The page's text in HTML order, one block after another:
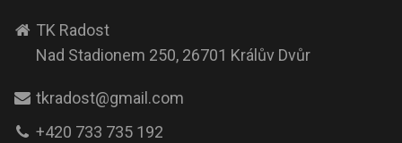
TK Radost
Nad Stadionem 250, 26701 Králův Dvůr
tkradost@gmail.com
+420 733 735 192